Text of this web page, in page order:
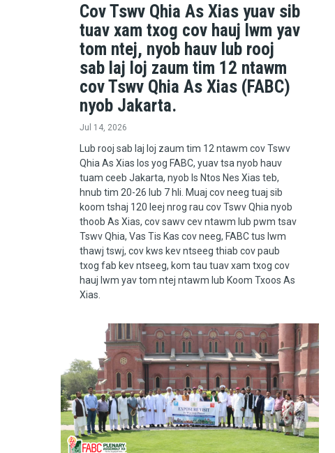
Cov Tswv Qhia As Xias yuav sib
tuav xam txog cov hauj lwm yav
tom ntej, nyob hauv lub rooj
sab laj loj zaum tim 12 ntawm
cov Tswv Qhia As Xias (FABC)
nyob Jakarta.
Jul 14, 2026
Lub rooj sab laj loj zaum tim 12 ntawm cov Tswv
Qhia As Xias los yog FABC, yuav tsa nyob hauv
tuam ceeb Jakarta, nyob Is Ntos Nes Xias teb,
hnub tim 20-26 lub 7 hli. Muaj cov neeg tuaj sib
koom tshaj 120 leej nrog rau cov Tswv Qhia nyob
thoob As Xias, cov sawv cev ntawm lub pwm tsav
Tswv Qhia, Vas Tis Kas cov neeg, FABC tus lwm
thawj tswj, cov kws kev ntseeg thiab cov paub
txog fab kev ntseeg, kom tau tuav xam txog cov
hauj lwm yav tom ntej ntawm lub Koom Txoos As
Xias.